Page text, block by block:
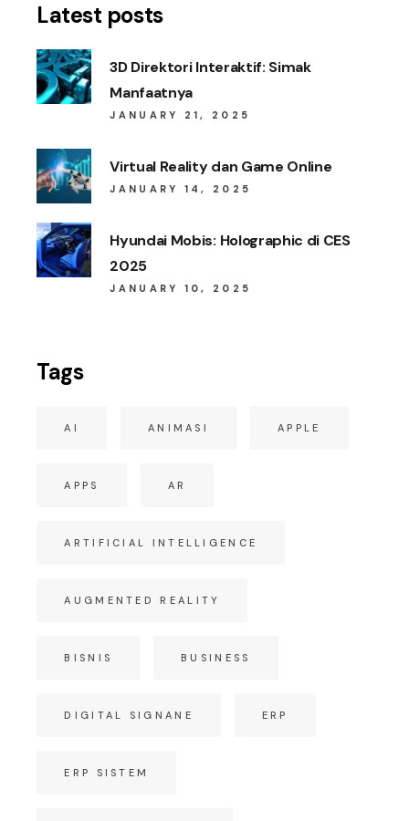
Latest posts
3D Direktori Interaktif: Simak
Manfaatnya
JANUARY 21, 2025
Virtual Reality dan Game Online
JANUARY 14, 2025
Hyundai Mobis: Holographic di CES
2025
JANUARY 10, 2025
Tags
AI ANIMASI APPLE
APPS AR
ARTIFICIAL INTELLIGENCE
AUGMENTED REALITY
BISNIS BUSINESS
DIGITAL SIGNANE ERP
ERP SISTEM